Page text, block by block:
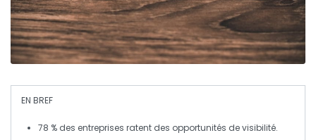
EN BREF
78 % des entreprises ratent des opportunités devisibilité.